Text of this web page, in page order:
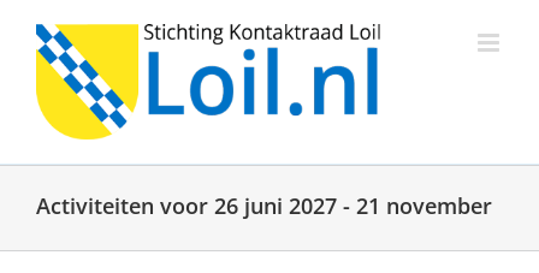
inhoud
Activiteiten voor 26 juni 2027 - 21 november